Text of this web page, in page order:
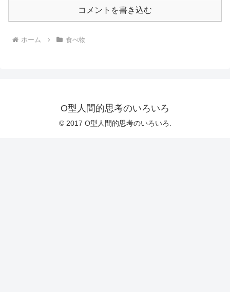
コメントを書き込む
ホーム 食べ物
O型人間的思考のいろいろ
© 2017 O型人間的思考のいろいろ.